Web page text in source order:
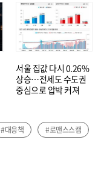
서울 집값 다시 0.26%
상승…전세도 수도권
중심으로 압박 커져
#대응책 #로맨스스캠